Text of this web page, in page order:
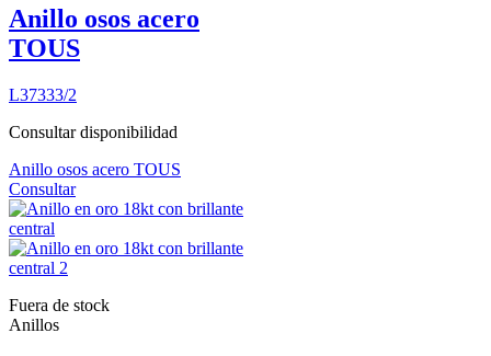
Anillo osos acero
TOUS
L37333/2
Consultar disponibilidad
Anillo osos acero TOUS
Consultar
Fuera de stock
Anillos